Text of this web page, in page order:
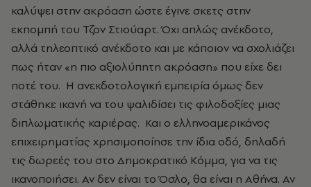
καλύψει στην ακρόαση ώστε έγινε σκετς στην
εκπομπή του Τζον Στιούαρτ. Όχι απλώς ανέκδοτο,
αλλά τηλεοπτικό ανέκδοτο και με κάποιον να σχολιάζει
πως ήταν «η πιο αξιολύπητη ακρόαση» που είχε δει
ποτέ του. Η ανεκδοτολογική εμπειρία όμως δεν
στάθηκε ικανή να του ψαλιδίσει τις φιλοδοξίες μιας
διπλωματικής καριέρας. Και ο ελληνοαμερικάνος
επιχειρηματίας χρησιμοποίησε την ίδια οδό, δηλαδή
τις δωρεές του στο Δημοκρατικό Κόμμα, για να τις
ικανοποιήσει. Αν δεν είναι το Όσλο, θα είναι η Αθήνα. Αν